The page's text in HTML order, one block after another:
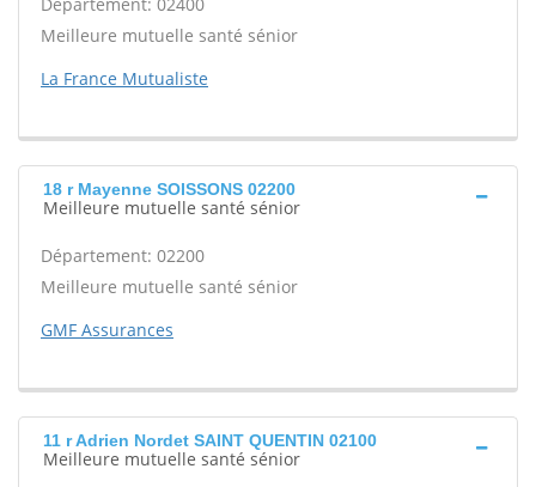
Meilleure mutuelle santé sénior
La France Mutualiste
18 r Mayenne SOISSONS 02200
Meilleure mutuelle santé sénior
Département: 02200
Meilleure mutuelle santé sénior
GMF Assurances
11 r Adrien Nordet SAINT QUENTIN 02100
Meilleure mutuelle santé sénior